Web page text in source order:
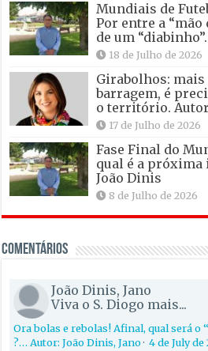
Mundiais de
Por entre a “mão
de um
18 de Julho de 2026
Girabolhos: mais
barragem, é
o território.
17 de Julho de 2026
Fase Final do
qual é a próxima
João Dinis
8 de Julho de 2026
Comentários
João Dinis, Jano
Viva o S. Diogo mais...
Ora bolas e rebolas! Afinal, qual será o
?… Autor: João Dinis, Jano·4 de July de